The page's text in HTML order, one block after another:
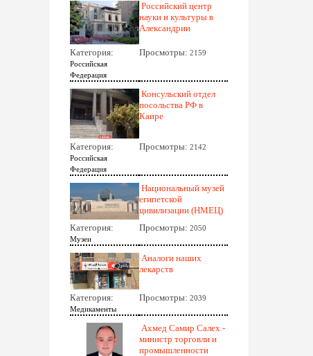
Российский центр
науки и культуры в
Александрии
Категория:
Российская
Федерация
Просмотры: 2159
Консульский отдел
посольства РФ в
Каире
Категория:
Российская
Федерация
Просмотры: 2142
Национальный музей
египетской
цивилизации (НМЕЦ)
Категория:
Музеи
Просмотры: 2050
Аналоги наших
лекарств
Категория:
Медикаменты
Просмотры: 2039
Ахмед Самир Салех -
министр торговли и
промышленности